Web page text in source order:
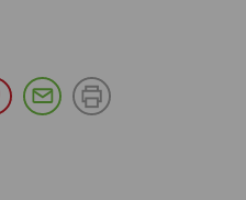
Facebook
en Twitter
Compartir en Google Plus
Compartir en Pinterest
Compartir por E-